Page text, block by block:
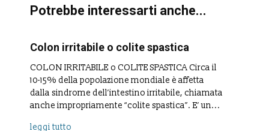
Potrebbe interessarti anche...
Colon irritabile o colite spastica
COLON IRRITABILE o COLITE SPASTICA Circa il
10-15% della popolazione mondiale è affetta
dalla sindrome dell’intestino irritabile, chiamata
anche impropriamente “colite spastica”. E’ un...
leggi tutto